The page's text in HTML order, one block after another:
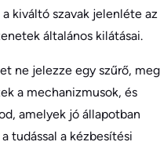
kiváltó szavak jelenléte az
általános kilátásai.
ne jelezze egy szűrő, meg
a mechanizmusok, és
amelyek jó állapotban
tudással a kézbesítési